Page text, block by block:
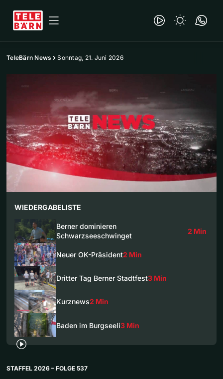
TeleBärn News Sonntag, 21. Juni 2026
WIEDERGABELISTE
Berner dominieren
Schwarzseeschwinget
2 Min
Neuer OK-Präsident2 Min
Dritter Tag Berner Stadtfest3 Min
Kurznews2 Min
Baden im Burgseeli3 Min
STAFFEL 2026 – FOLGE 537